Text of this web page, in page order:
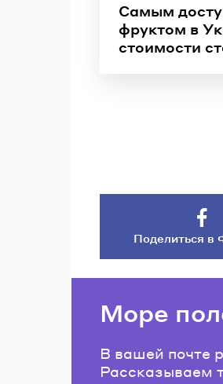
Самым
фруктом в
стоимости
Поделиться в
Море
В вашей почте
Рассказываем